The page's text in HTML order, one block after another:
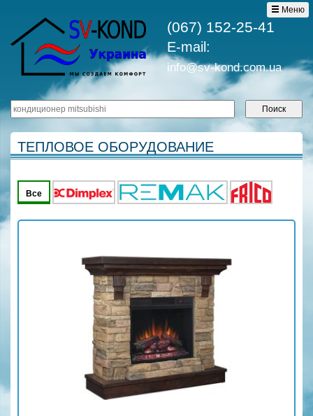
Меню
(067) 152-25-41
E-mail:
info@sv-kond.com.ua
ТЕПЛОВОЕ ОБОРУДОВАНИЕ
Все